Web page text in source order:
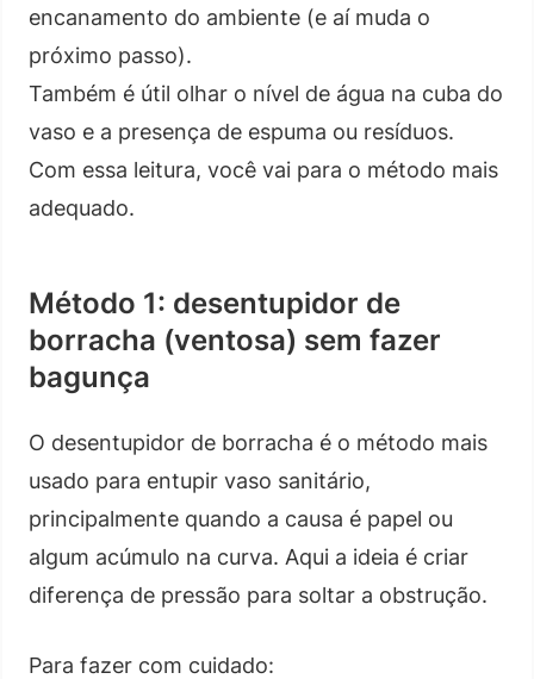
encanamento do ambiente (e aí muda o
próximo passo).
Também é útil olhar o nível de água na cuba do
vaso e a presença de espuma ou resíduos.
Com essa leitura, você vai para o método mais
adequado.
Método 1: desentupidor de
borracha (ventosa) sem fazer
bagunça
O desentupidor de borracha é o método mais
usado para entupir vaso sanitário,
principalmente quando a causa é papel ou
algum acúmulo na curva. Aqui a ideia é criar
diferença de pressão para soltar a obstrução.
Para fazer com cuidado: